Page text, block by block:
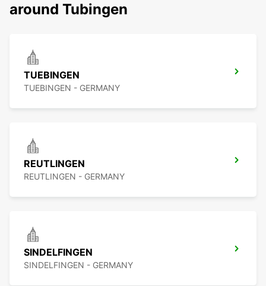
around Tubingen
TUEBINGEN
TUEBINGEN - GERMANY
REUTLINGEN
REUTLINGEN - GERMANY
SINDELFINGEN
SINDELFINGEN - GERMANY